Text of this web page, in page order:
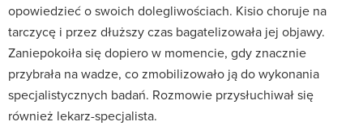
opowiedzieć o swoich dolegliwościach. Kisio choruje na
tarczycę i przez dłuższy czas bagatelizowała jej objawy.
Zaniepokoiła się dopiero w momencie, gdy znacznie
przybrała na wadze, co zmobilizowało ją do wykonania
specjalistycznych badań. Rozmowie przysłuchiwał się
również lekarz-specjalista.